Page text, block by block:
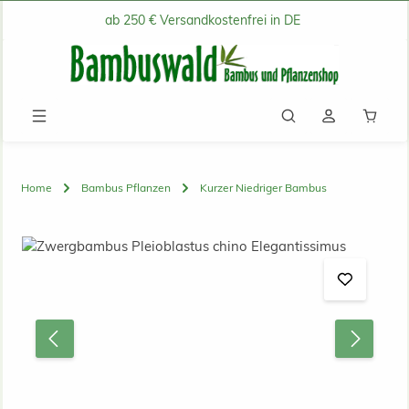
Zum Hauptinhalt springenab 250 € Versandkostenfrei in DE
Home Bambus Pflanzen Kurzer Niedriger Bambus
Bildergalerie überspringen